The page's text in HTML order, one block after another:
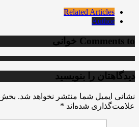
Related Articles
Author
Comments to خوانی
دیدگاهتان را بنویسید
نشانی ایمیل شما منتشر نخواهد شد.
علامت‌گذاری شده‌اند *